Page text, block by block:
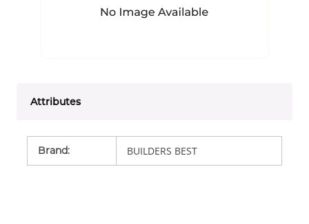
Attributes
Brand: BUILDERS BEST